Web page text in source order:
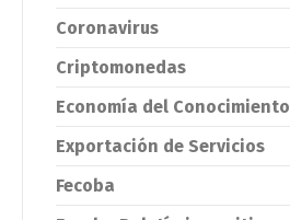
Coronavirus
Criptomonedas
Economía del Conocimiento
Exportación de Servicios
Fecoba